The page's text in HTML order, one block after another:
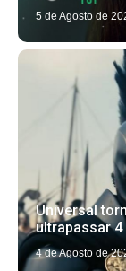
5 de Agosto de
Universal
ultrapassar
4 de Agosto de